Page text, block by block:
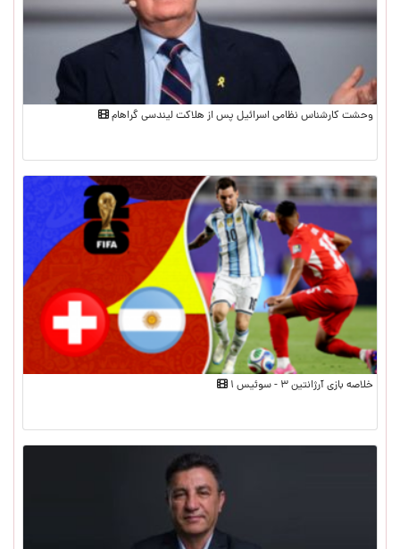
وحشت کارشناس نظامی اسرائیل پس از هلاکت لیندسی گراهام
خلاصه بازی آرژانتین ۳ - سوئیس ۱